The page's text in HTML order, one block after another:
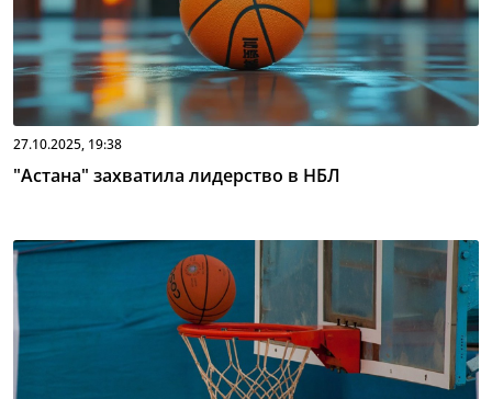
27.10.2025, 19:38
"Астана" захватила лидерство в НБЛ